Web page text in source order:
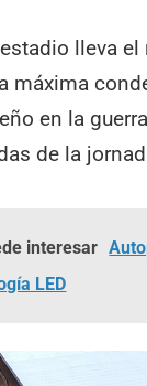
lleva el
máxima
en la
de la
interesar
LED